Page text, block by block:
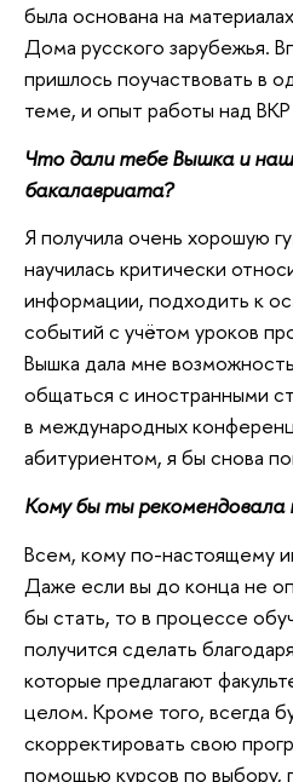
была основана на
Дома русского зарубежья.
пришлось поучаствовать в
теме, и опыт работы над
Что дали тебе Вышка и
бакалавриата?
Я получила очень хорошую
научилась критически
информации, подходить к
событий с учётом уроков
Вышка дала мне
общаться с иностранными
в международных
абитуриентом, я бы снова
Кому бы ты
Всем, кому по-настоящему
Даже если вы до конца не
бы стать, то в процессе
получится сделать
которые предлагают
целом. Кроме того, всегда
скорректировать свою
помощью курсов по выбору,